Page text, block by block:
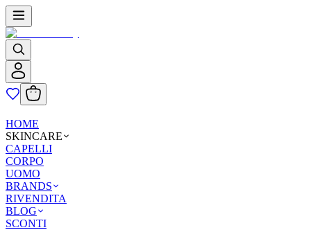
HOME
SKINCARE
CAPELLI
CORPO
UOMO
BRANDS
RIVENDITA
BLOG
SCONTI